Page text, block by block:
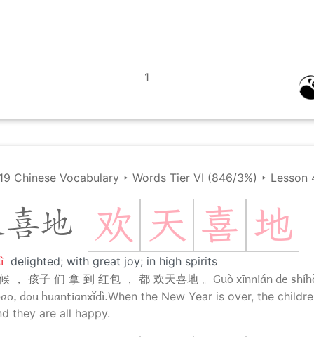
1
Chinese Vocabulary ‣ Words Tier VI (846/3%) ‣ Lesson
地 欢 天 喜 地
delighted; with great joy; in high spirits
， 孩子 们 拿 到 红包 ， 都 欢天喜地 。 Guò xīnnián de
dōu huāntiānxǐdì.When the New Year is over, the
they are all happy.